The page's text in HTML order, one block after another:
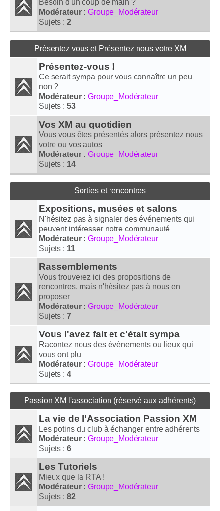
Besoin d'un coup de main ?
Modérateur : Groupe_Modérateur
Sujets : 2
Présentez vous et Présentez nous votre XM
Présentez-vous !
Ce serait sympa pour vous connaître un peu,
non ?
Modérateur : Groupe_Modérateur
Sujets : 53
Vos XM au quotidien
Vous vous êtes présentés alors présentez nous
votre ou vos autos
Modérateur : Groupe_Modérateur
Sujets : 14
Sorties et rencontres
Expositions, musées et salons
N'hésitez pas à signaler des événements qui
peuvent intéresser notre communauté
Modérateur : Groupe_Modérateur
Sujets : 11
Rassemblements
Vous trouverez ici des propositions de
rencontres, mais n'hésitez pas à nous en
proposer
Modérateur : Groupe_Modérateur
Sujets : 7
Vous l'avez fait et c'était sympa
Racontez nous des événements ou lieux qui
vous ont plu
Modérateur : Groupe_Modérateur
Sujets : 4
Passion XM l'association (réservé aux adhérents)
La vie de l'Association Passion XM
Les potins du club à échanger entre adhérents
Modérateur : Groupe_Modérateur
Sujets : 6
Les Tutoriels
Mieux que la RTA !
Modérateur : Groupe_Modérateur
Sujets : 82